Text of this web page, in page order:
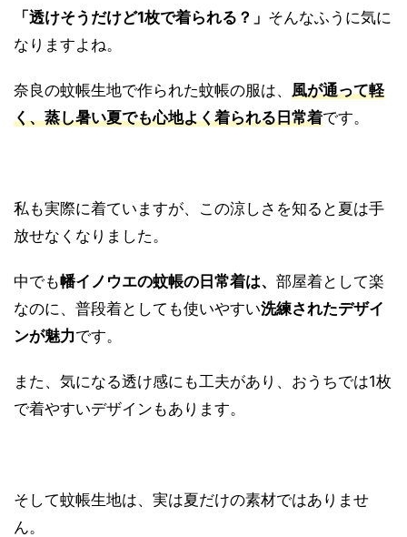
「透けそうだけど1枚で着られる？」 そんなふうに気に
なりますよね。
奈良の蚊帳生地で作られた蚊帳の服は、 風が通って軽
く、蒸し暑い夏でも心地よく着られる日常着です。
私も実際に着ていますが、この涼しさを知ると夏は手
放せなくなりました。
中でも幡イノウエの蚊帳の日常着は、 部屋着として楽
なのに、普段着としても使いやすい洗練されたデザイ
ンが魅力です。
また、気になる透け感にも工夫があり、おうちでは1枚
で着やすいデザインもあります。
そして蚊帳生地は、実は夏だけの素材ではありませ
ん。